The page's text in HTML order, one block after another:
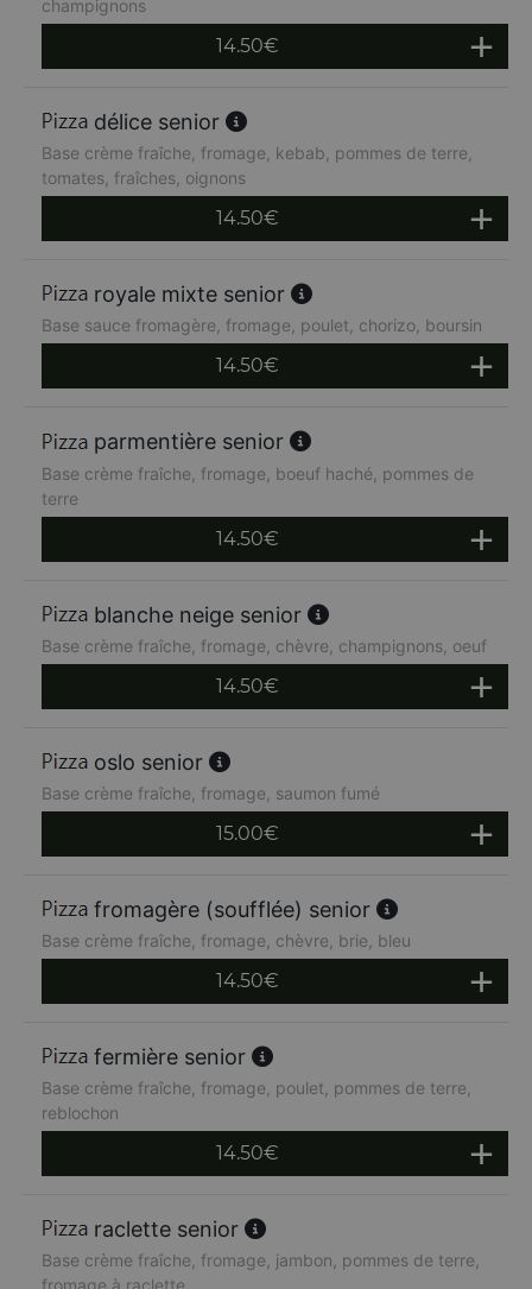
champignons
14.50€
délice senior
Base crème fraîche, fromage, kebab, pommes de terre,
tomates, fraîches, oignons
14.50€
royale mixte senior
Base sauce fromagère, fromage, poulet, chorizo, boursin
14.50€
parmentière senior
Base crème fraîche, fromage, boeuf haché, pommes de
terre
14.50€
blanche neige senior
Base crème fraîche, fromage, chèvre, champignons, oeuf
14.50€
oslo senior
Base crème fraîche, fromage, saumon fumé
15.00€
fromagère (soufflée) senior
Base crème fraîche, fromage, chèvre, brie, bleu
14.50€
fermière senior
Base crème fraîche, fromage, poulet, pommes de terre,
reblochon
14.50€
raclette senior
Base crème fraîche, fromage, jambon, pommes de terre,
fromage à raclette